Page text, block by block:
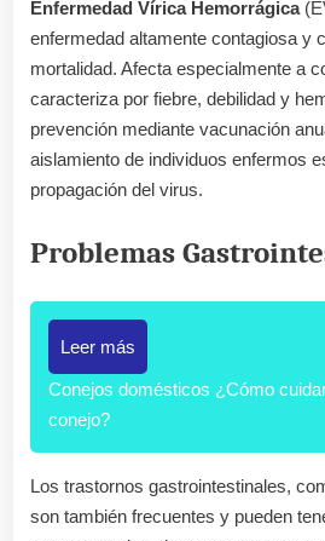
Enfermedad Vírica Hemorrágica
enfermedad altamente contagiosa y
mortalidad. Afecta especialmente a
caracteriza por fiebre, debilidad y
prevención mediante vacunación
aislamiento de individuos enfermos
propagación del virus.
Problemas
Leer más
Conejos domésticos ¿Cómo
conejo?
Los trastornos gastrointestinales,
son también frecuentes y pueden